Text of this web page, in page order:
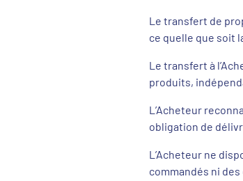
Le transfert de
ce quelle que soit
Le transfert à
produits,
L’Acheteur
obligation de
L’Acheteur ne
commandés ni